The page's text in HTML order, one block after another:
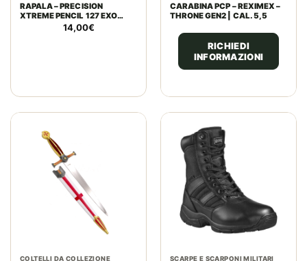
RAPALA – PRECISION
XTREME PENCIL 127 EXO
12.7CM 5″ 26G 15/16 OZ.
GOLDEN DORADO
14,00€
CARABINA PCP – REXIMEX –
THRONE GEN2 | CAL. 5,5
RICHIEDI
INFORMAZIONI
COLTELLI DA COLLEZIONE SCARPE E SCARPONI MILITARI